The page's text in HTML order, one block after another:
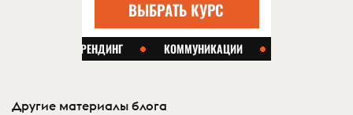
Другие материалы блога